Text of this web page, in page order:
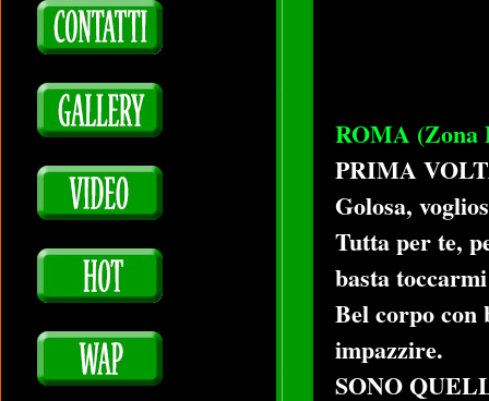
ROMA (Zona
PRIMA
Golosa,
Tutta per te,
basta
Bel corpo con
impazzire.
SONO